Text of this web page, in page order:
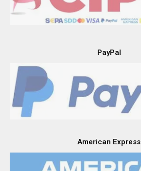
PayPal
American Express